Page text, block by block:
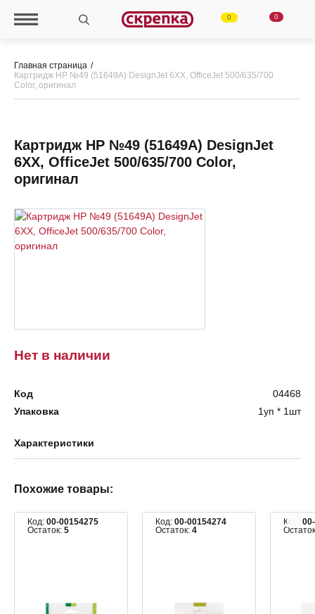
0 0
Главная страница
Картридж HP №49 (51649A) DesignJet 6XX, OfficeJet 500/635/700
Color, оригинал
Нет в наличии
Картридж HP №49 (51649A) DesignJet
6XX, OfficeJet 500/635/700 Color,
оригинал
Код
04468
Упаковка
1уп * 1шт
Характеристики
Похожие товары:
Код: 00-00154275
Остаток: 5
Код: 00-00154274
Остаток: 4
Код: